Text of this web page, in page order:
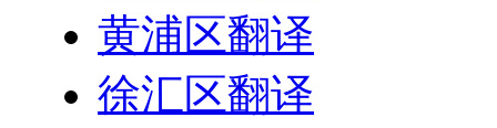
黄浦区翻译
徐汇区翻译